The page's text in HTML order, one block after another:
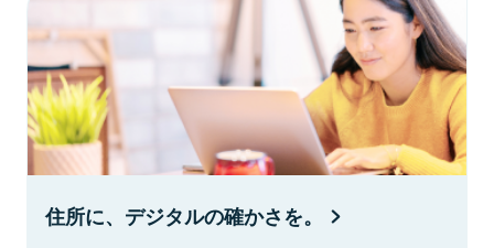
住所に、デジタルの確かさを。